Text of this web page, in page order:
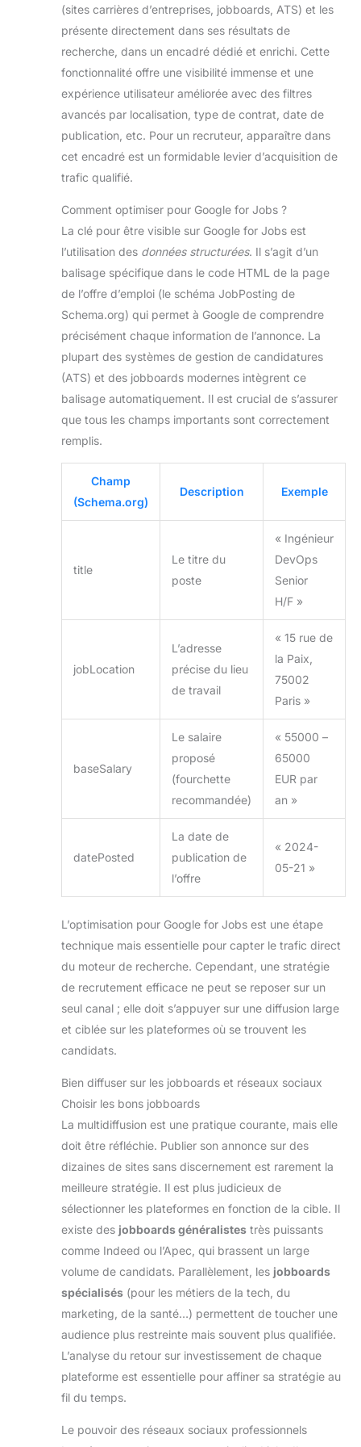
personne peut terminer
l'installation en seulement
15 minutes !
(sites carrières d’entreprises, jobboards, ATS) et les
présente directement dans ses résultats de
recherche, dans un encadré dédié et enrichi. Cette
fonctionnalité offre une visibilité immense et une
expérience utilisateur améliorée avec des filtres
avancés par localisation, type de contrat, date de
publication, etc. Pour un recruteur, apparaître dans
cet encadré est un formidable levier d’acquisition de
trafic qualifié.
Comment optimiser pour Google for Jobs ?
La clé pour être visible sur Google for Jobs est
l’utilisation des données structurées. Il s’agit d’un
balisage spécifique dans le code HTML de la page
de l’offre d’emploi (le schéma JobPosting de
Schema.org) qui permet à Google de comprendre
précisément chaque information de l’annonce. La
plupart des systèmes de gestion de candidatures
(ATS) et des jobboards modernes intègrent ce
balisage automatiquement. Il est crucial de s’assurer
que tous les champs importants sont correctement
remplis.
Champ
(Schema.org)
Description Exemple
title
Le titre du
poste
« Ingénieur
DevOps
Senior
H/F »
jobLocation
L’adresse
précise du lieu
de travail
« 15 rue de
la Paix,
75002
Paris »
baseSalary
Le salaire
proposé
(fourchette
recommandée)
« 55000 –
65000
EUR par
an »
datePosted
La date de
publication de
l’offre
« 2024-
05-21 »
L’optimisation pour Google for Jobs est une étape
technique mais essentielle pour capter le trafic direct
du moteur de recherche. Cependant, une stratégie
de recrutement efficace ne peut se reposer sur un
seul canal ; elle doit s’appuyer sur une diffusion large
et ciblée sur les plateformes où se trouvent les
candidats.
Bien diffuser sur les jobboards et réseaux sociaux
Choisir les bons jobboards
La multidiffusion est une pratique courante, mais elle
doit être réfléchie. Publier son annonce sur des
dizaines de sites sans discernement est rarement la
meilleure stratégie. Il est plus judicieux de
sélectionner les plateformes en fonction de la cible. Il
existe des jobboards généralistes très puissants
comme Indeed ou l’Apec, qui brassent un large
volume de candidats. Parallèlement, les jobboards
spécialisés (pour les métiers de la tech, du
marketing, de la santé…) permettent de toucher une
audience plus restreinte mais souvent plus qualifiée.
L’analyse du retour sur investissement de chaque
plateforme est essentielle pour affiner sa stratégie au
fil du temps.
Le pouvoir des réseaux sociaux professionnels